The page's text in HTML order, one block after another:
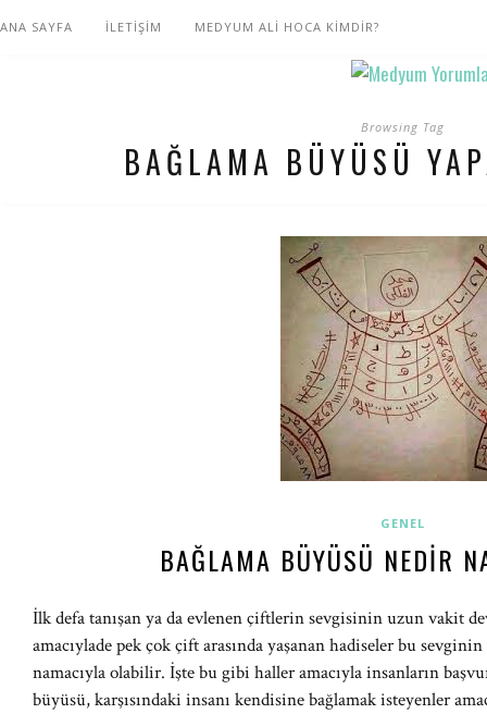
ANA SAYFA İLETİŞİM MEDYUM ALİ HOCA KİMDİR?
Browsing Tag
BAĞLAMA BÜYÜSÜ
GENEL
BAĞLAMA BÜYÜSÜ NEDIR
İlk defa tanışan ya da evlenen çiftlerin sevgisinin uzun vakit
amacıylade pek çok çift arasında yaşanan hadiseler bu
namacıyla olabilir. İşte bu gibi haller amacıyla insanların
büyüsü, karşısındaki insanı kendisine bağlamak isteyenler